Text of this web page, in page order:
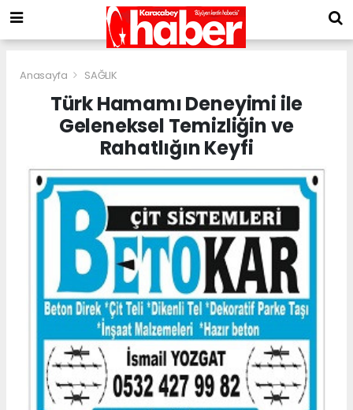
Anasayfa SAĞLIK
Türk Hamamı Deneyimi ile
Geleneksel Temizliğin ve
Rahatlığın Keyfi